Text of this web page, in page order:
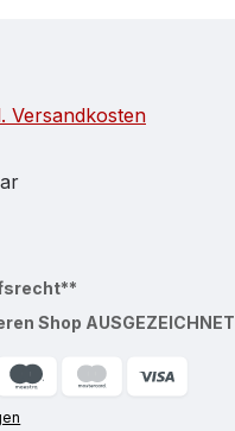
Versandkosten
Shop AUSGEZEICHNET